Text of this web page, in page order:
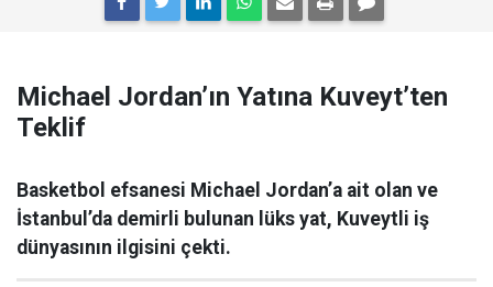
Michael Jordan’ın Yatına Kuveyt’ten
Teklif
Basketbol efsanesi Michael Jordan’a ait olan ve
İstanbul’da demirli bulunan lüks yat, Kuveytli iş
dünyasının ilgisini çekti.